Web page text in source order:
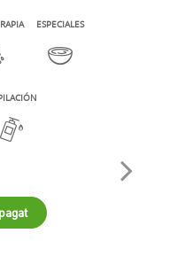
ESPECIALES